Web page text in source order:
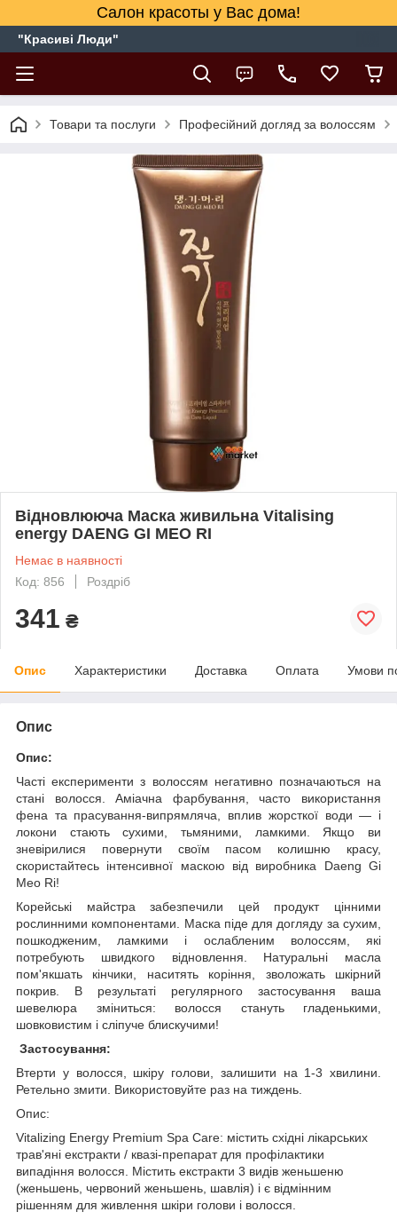
Салон красоты у Вас дома!
"Красиві Люди"
Товари та послуги Професійний догляд за волоссям
Відновлююча Маска живильна Vitalising
energy DAENG GI MEO RI
Немає в наявності
Код: 856
Роздріб
341 ₴
Опис Характеристики Доставка Оплата Умови
Опис
Опис:
Часті експерименти з волоссям негативно позначаються на
стані волосся. Аміачна фарбування, часто використання
фена та прасування-випрямляча, вплив жорсткої води — і
локони стають сухими, тьмяними, ламкими. Якщо ви
зневірилися повернути своїм пасом колишню красу,
скористайтесь інтенсивної маскою від виробника Daeng Gi
Meo Ri!
Корейські майстра забезпечили цей продукт цінними
рослинними компонентами. Маска піде для догляду за сухим,
пошкодженим, ламкими і ослабленим волоссям, які
потребують швидкого відновлення. Натуральні масла
пом'якшать кінчики, наситять коріння, зволожать шкірний
покрив. В результаті регулярного застосування ваша
шевелюра зміниться: волосся стануть гладенькими,
шовковистим і сліпуче блискучими!
Застосування:
Втерти у волосся, шкіру голови, залишити на 1-3 хвилини.
Ретельно змити. Використовуйте раз на тиждень.
Опис:
Vitalizing Energy Premium Spa Care: містить східні лікарських
трав'яні екстракти / квазі-препарат для профілактики
випадіння волосся. Містить екстракти 3 видів женьшеню
(женьшень, червоний женьшень, шавлія) і є відмінним
рішенням для живлення шкіри голови і волосся.